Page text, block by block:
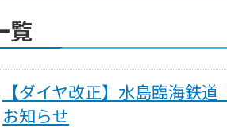
覧
【ダイヤ改正】水島臨海鉄
お知らせ